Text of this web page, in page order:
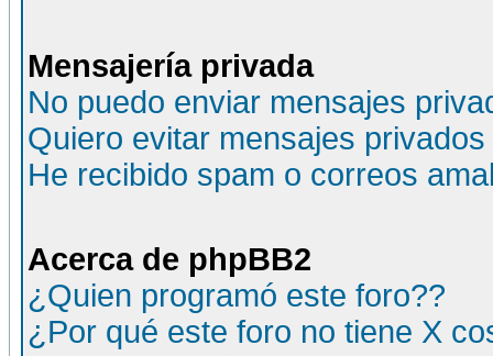
Mensajería privada
No puedo enviar mensajes
Quiero evitar mensajes
He recibido spam o correos
Acerca de phpBB2
¿Quien programó este foro??
¿Por qué este foro no tiene X